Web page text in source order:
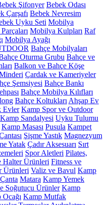
Şifonyer Bebek Odası
Çarşafı Bebek Nevresim
Uyku Seti Mobilya
Mobilya Kulpları Raf
Mobilya Ayağı
Bahçe Mobilyaları
Oturma Grubu Bahçe ve
Balkon ve Bahçe Köşe
Çardak ve Kameriyeler
Şemsiyesi Bahçe Bankı
Bahçe Mobilya Kılıfları
Bahçe Koltukları Ahşap Ev
Evler Kamp Spor ve Outdoor
Kamp Sandalyesi Uyku Tulumu
Kamp Masası Pusula Kampet
Şişme Yastık Magnezyum
Yatak Çadır Aksesuarı Sırt
Spor Aletleri Pilates,
Halter Ürünleri Fitness ve
Ürünleri Valiz ve Bavul Kamp
Matara Kamp Yemek
Soğutucu Ürünler Kamp
Kamp Mutfak